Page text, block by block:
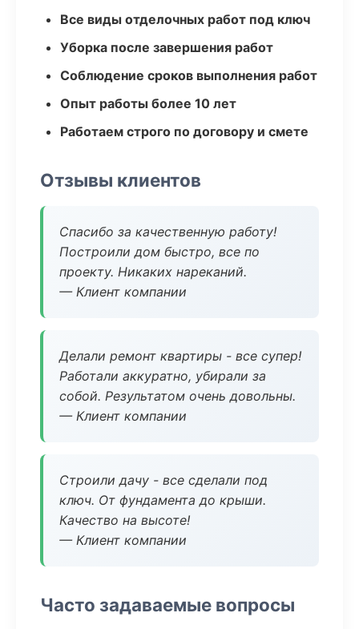
Все виды отделочных работ под ключ
Уборка после завершения работ
Соблюдение сроков выполнения работ
Опыт работы более 10 лет
Работаем строго по договору и смете
Отзывы клиентов
Спасибо за качественную работу!
Построили дом быстро, все по
проекту. Никаких нареканий.
— Клиент компании
Делали ремонт квартиры - все супер!
Работали аккуратно, убирали за
собой. Результатом очень довольны.
— Клиент компании
Строили дачу - все сделали под
ключ. От фундамента до крыши.
Качество на высоте!
— Клиент компании
Часто задаваемые вопросы